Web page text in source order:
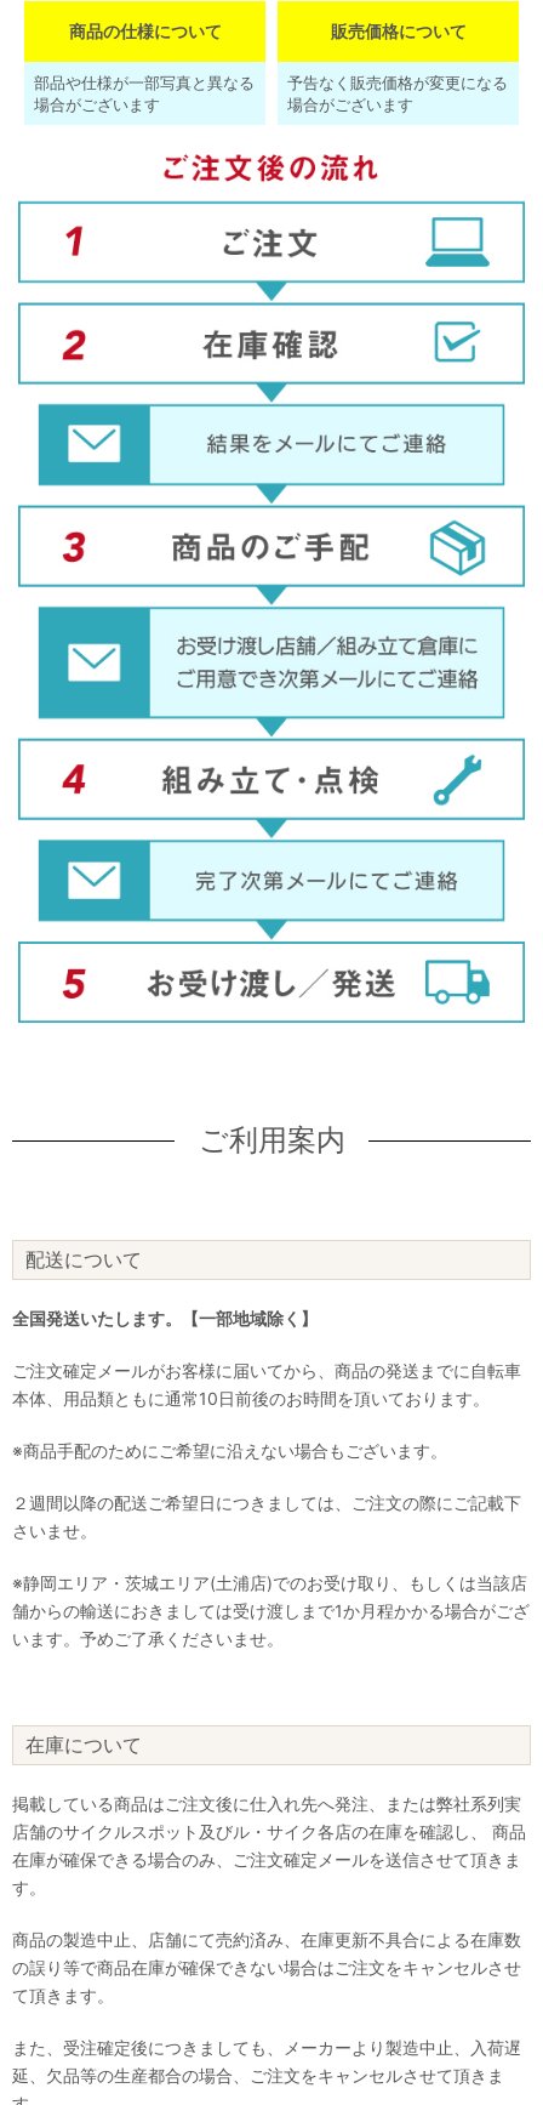
商品の仕様について
部品や仕様が一部写真と異なる
場合がございます
販売価格について
予告なく販売価格が変更になる
場合がございます
ご利用案内
配送について
全国発送いたします。【一部地域除く】
ご注文確定メールがお客様に届いてから、商品の発送までに自転車
本体、用品類ともに通常10日前後のお時間を頂いております。
※商品手配のためにご希望に沿えない場合もございます。
２週間以降の配送ご希望日につきましては、ご注文の際にご記載下
さいませ。
※静岡エリア・茨城エリア(土浦店)でのお受け取り、もしくは当該店
舗からの輸送におきましては受け渡しまで1か月程かかる場合がござ
います。予めご了承くださいませ。
在庫について
掲載している商品はご注文後に仕入れ先へ発注、または弊社系列実
店舗のサイクルスポット及びル・サイク各店の在庫を確認し、 商品
在庫が確保できる場合のみ、ご注文確定メールを送信させて頂きま
す。
商品の製造中止、店舗にて売約済み、在庫更新不具合による在庫数
の誤り等で商品在庫が確保できない場合はご注文をキャンセルさせ
て頂きます。
また、受注確定後につきましても、メーカーより製造中止、入荷遅
延、欠品等の生産都合の場合、ご注文をキャンセルさせて頂きま